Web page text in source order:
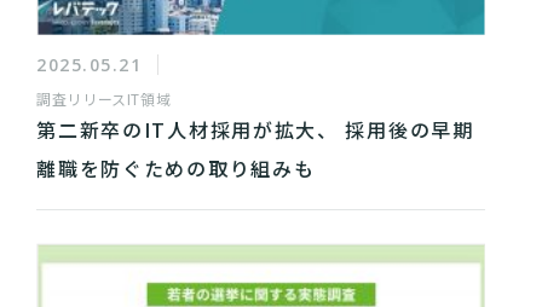
2025.05.21
調査リリース IT領域
第二新卒のIT人材採用が拡大、 採用後の早期
離職を防ぐための取り組みも